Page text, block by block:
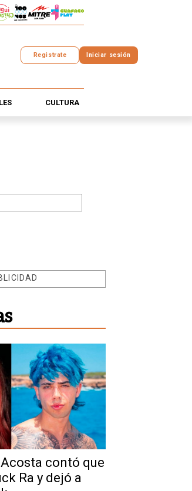
Registrate Iniciar sesión
CULTURA
contó que
Ra y dejó a